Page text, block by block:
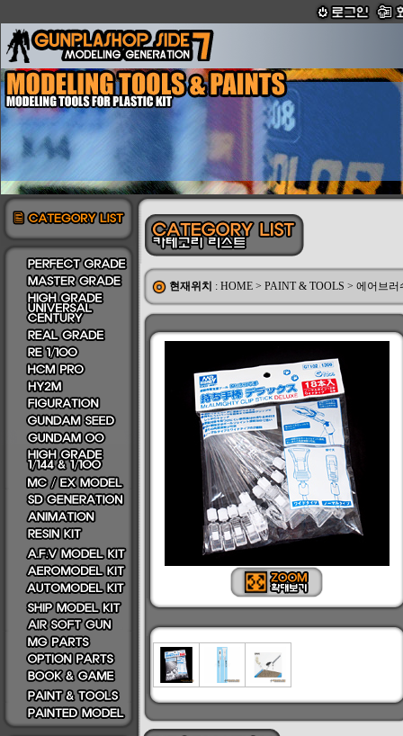
현재위치 : HOME > PAINT & TOOLS > 에어브러